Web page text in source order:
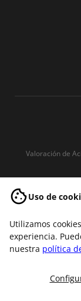
Uso de
Utilizamos
experiencia.
nuestra política
Valoración de